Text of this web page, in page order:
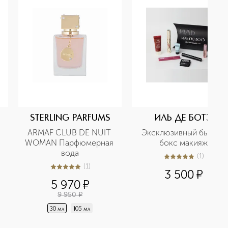
STERLING PARFUMS
ARMAF CLUB DE NUIT
WOMAN Парфюмерная
вода
5из 51 (1)
5 970¤
9 950 ¤
30 мл 105 мл
ИЛЬ ДЕ БОТЭ
Эксклюзивный бьюти-
бокс макияж
5из 51 (1)
3 500¤